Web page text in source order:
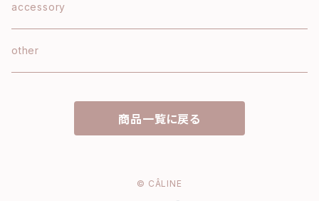
accessory
other
商品一覧に戻る
© CÂLINE